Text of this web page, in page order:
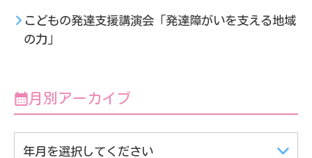
こどもの発達支援講演会「発達障がいを支える地域
の力」
月別アーカイブ
年月を選択してください